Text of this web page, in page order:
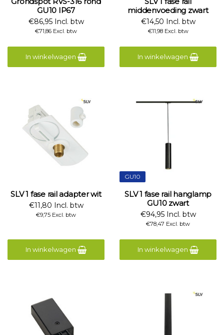
GU10 IP67
€86,95 Incl. btw
€71,86 Excl. btw
In winkelwagen
middenvoeding zwart
€14,50 Incl. btw
€11,98 Excl. btw
In winkelwagen
SLV 1 fase rail adapter wit
€11,80 Incl. btw
€9,75 Excl. btw
In winkelwagen
GU10
SLV 1 fase rail hanglamp
GU10 zwart
€94,95 Incl. btw
€78,47 Excl. btw
In winkelwagen